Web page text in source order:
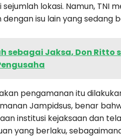
lokasi. Namun, TNI
isu lain yang sedang
sebagai Jaksa, Don Ritto
pengamanan itu
Jampidsus, benar
institusi kejaksaan dan
yang berlaku,